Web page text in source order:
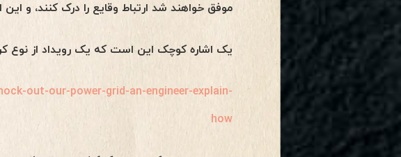
موفق خواهند شد ارتباط وقایع را درک کنند، و
یک اشاره کوچک این است که یک رویداد از نوع
out-our-power-grid-an-engineer-explain-
how